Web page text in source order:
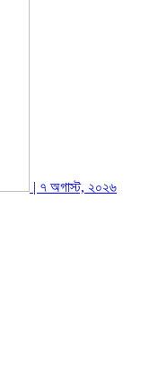
| ৭ অগাস্ট, ২০২৬